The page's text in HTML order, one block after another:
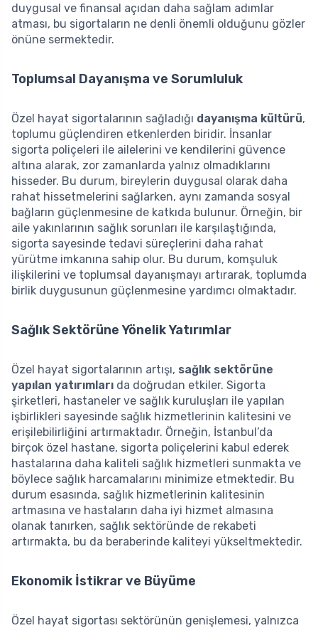
duygusal ve finansal açıdan daha sağlam adımlar
atması, bu sigortaların ne denli önemli olduğunu gözler
önüne sermektedir.
Toplumsal Dayanışma ve Sorumluluk
Özel hayat sigortalarının sağladığı dayanışma kültürü,
toplumu güçlendiren etkenlerden biridir. İnsanlar
sigorta poliçeleri ile ailelerini ve kendilerini güvence
altına alarak, zor zamanlarda yalnız olmadıklarını
hisseder. Bu durum, bireylerin duygusal olarak daha
rahat hissetmelerini sağlarken, aynı zamanda sosyal
bağların güçlenmesine de katkıda bulunur. Örneğin, bir
aile yakınlarının sağlık sorunları ile karşılaştığında,
sigorta sayesinde tedavi süreçlerini daha rahat
yürütme imkanına sahip olur. Bu durum, komşuluk
ilişkilerini ve toplumsal dayanışmayı artırarak, toplumda
birlik duygusunun güçlenmesine yardımcı olmaktadır.
Sağlık Sektörüne Yönelik Yatırımlar
Özel hayat sigortalarının artışı, sağlık sektörüne
yapılan yatırımları da doğrudan etkiler. Sigorta
şirketleri, hastaneler ve sağlık kuruluşları ile yapılan
işbirlikleri sayesinde sağlık hizmetlerinin kalitesini ve
erişilebilirliğini artırmaktadır. Örneğin, İstanbul’da
birçok özel hastane, sigorta poliçelerini kabul ederek
hastalarına daha kaliteli sağlık hizmetleri sunmakta ve
böylece sağlık harcamalarını minimize etmektedir. Bu
durum esasında, sağlık hizmetlerinin kalitesinin
artmasına ve hastaların daha iyi hizmet almasına
olanak tanırken, sağlık sektöründe de rekabeti
artırmakta, bu da beraberinde kaliteyi yükseltmektedir.
Ekonomik İstikrar ve Büyüme
Özel hayat sigortası sektörünün genişlemesi, yalnızca